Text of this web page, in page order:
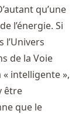
qu’une
l’énergie. Si
l’Univers
de la Voie
« intelligente »,
être
que le